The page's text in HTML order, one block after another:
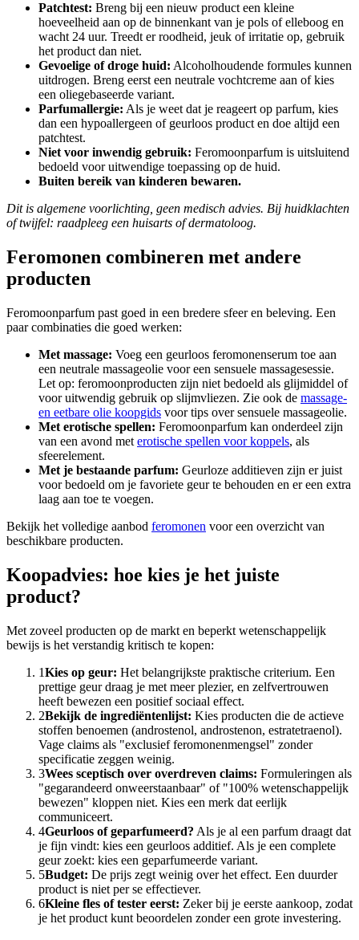
Patchtest: Breng bij een nieuw product een kleine
hoeveelheid aan op de binnenkant van je pols of elleboog en
wacht 24 uur. Treedt er roodheid, jeuk of irritatie op, gebruik
het product dan niet.
Gevoelige of droge huid: Alcoholhoudende formules kunnen
uitdrogen. Breng eerst een neutrale vochtcreme aan of kies
een oliegebaseerde variant.
Parfumallergie: Als je weet dat je reageert op parfum, kies
dan een hypoallergeen of geurloos product en doe altijd een
patchtest.
Niet voor inwendig gebruik: Feromoonparfum is uitsluitend
bedoeld voor uitwendige toepassing op de huid.
Buiten bereik van kinderen bewaren.
Dit is algemene voorlichting, geen medisch advies. Bij huidklachten
of twijfel: raadpleeg een huisarts of dermatoloog.
Feromonen combineren met andere
producten
Feromoonparfum past goed in een bredere sfeer en beleving. Een
paar combinaties die goed werken:
Met massage: Voeg een geurloos feromonenserum toe aan
een neutrale massageolie voor een sensuele massagesessie.
Let op: feromoonproducten zijn niet bedoeld als glijmiddel of
voor uitwendig gebruik op slijmvliezen. Zie ook de massage-
en eetbare olie koopgids voor tips over sensuele massageolie.
Met erotische spellen: Feromoonparfum kan onderdeel zijn
van een avond met erotische spellen voor koppels, als
sfeerelement.
Met je bestaande parfum: Geurloze additieven zijn er juist
voor bedoeld om je favoriete geur te behouden en er een extra
laag aan toe te voegen.
Bekijk het volledige aanbod feromonen voor een overzicht van
beschikbare producten.
Koopadvies: hoe kies je het juiste
product?
Met zoveel producten op de markt en beperkt wetenschappelijk
bewijs is het verstandig kritisch te kopen:
1Kies op geur: Het belangrijkste praktische criterium. Een
prettige geur draag je met meer plezier, en zelfvertrouwen
heeft bewezen een positief sociaal effect.
2Bekijk de ingrediëntenlijst: Kies producten die de actieve
stoffen benoemen (androstenol, androstenon, estratetraenol).
Vage claims als "exclusief feromonenmengsel" zonder
specificatie zeggen weinig.
3Wees sceptisch over overdreven claims: Formuleringen als
"gegarandeerd onweerstaanbaar" of "100% wetenschappelijk
bewezen" kloppen niet. Kies een merk dat eerlijk
communiceert.
4Geurloos of geparfumeerd? Als je al een parfum draagt dat
je fijn vindt: kies een geurloos additief. Als je een complete
geur zoekt: kies een geparfumeerde variant.
5Budget: De prijs zegt weinig over het effect. Een duurder
product is niet per se effectiever.
6Kleine fles of tester eerst: Zeker bij je eerste aankoop, zodat
je het product kunt beoordelen zonder een grote investering.